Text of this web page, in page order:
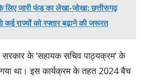
लिए जारी फंड का लेखा-जोखा: छत्तीसगढ़
राज्यों को रफ्तार बढ़ाने की जरूरत
के ‘सहायक सचिव पाठ्यक्रम’ के
था। इस कार्यक्रम के तहत 2024 बैच